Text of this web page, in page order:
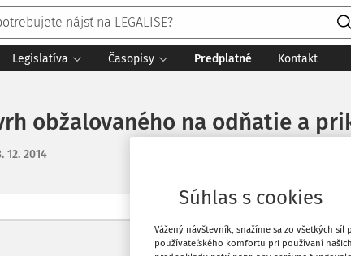
Legislatíva Časopisy Predplatné Kontakt
obžalovaného na odňatie a
12. 2014
Máte predplatné? Prihláste sa
Súhlas s cookies
Vážený návštevník, snažíme sa zo všetkých síl
používateľského komfortu pri používaní